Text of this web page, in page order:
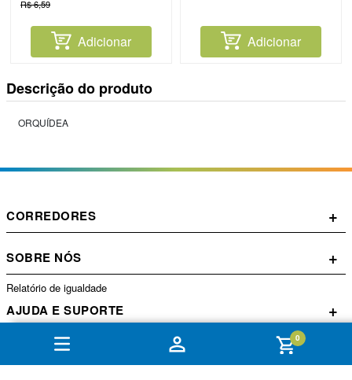
0
R$6,59
Adicionar Adicionar
Descrição do produto
ORQUÍDEA
CORREDORES +
SOBRE NÓS +
Relatório de igualdade
AJUDA E SUPORTE +